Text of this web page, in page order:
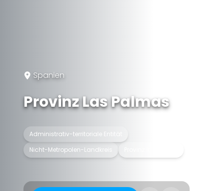
Spanien
Provinz Las Palmas
Administrativ-territoriale Entität
Nicht-Metropolen-Landkreis